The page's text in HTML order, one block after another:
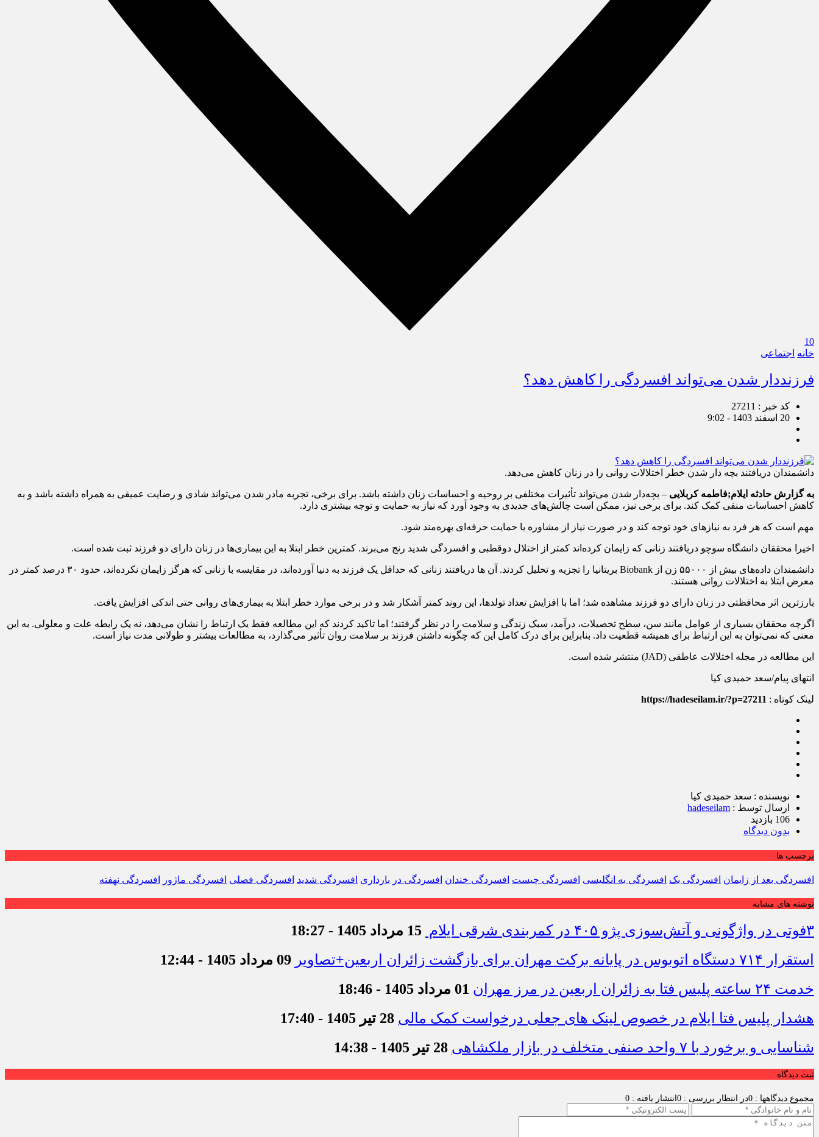
10
خانه اجتماعی
فرزنددار شدن می‌تواند افسردگی را کاهش دهد؟
کد خبر : 27211
20 اسفند 1403 - 9:02
دانشمندان دریافتند بچه دار شدن خطر اختلالات روانی را در زنان کاهش می‌دهد.
به گزارش حادثه ایلام;فاطمه کربلایی – بچه‌دار شدن می‌تواند تأثیرات مختلفی بر روحیه و احساسات زنان داشته باشد. برای برخی، تجربه مادر شدن می‌تواند شادی و رضایت عمیقی به همراه داشته باشد و به
کاهش احساسات منفی کمک کند. برای برخی نیز، ممکن است چالش‌های جدیدی به وجود آورد که نیاز به حمایت و توجه بیشتری دارد.
مهم است که هر فرد به نیاز‌های خود توجه کند و در صورت نیاز از مشاوره یا حمایت حرفه‌ای بهره‌مند شود.
اخیرا محققان دانشگاه سوچو دریافتند زنانی که زایمان کرده‌اند کمتر از اختلال دوقطبی و افسردگی شدید رنج می‌برند. کمترین خطر ابتلا به این بیماری‌ها در زنان دارای دو فرزند ثبت شده است.
دانشمندان داده‌های بیش از ۵۵۰۰۰ زن از Biobank بریتانیا را تجزیه و تحلیل کردند. آن ها دریافتند زنانی که حداقل یک فرزند به دنیا آورده‌اند، در مقایسه با زنانی که هرگز زایمان نکرده‌اند، حدود ۳۰ درصد کمتر در
معرض ابتلا به اختلالات روانی هستند.
بارزترین اثر محافظتی در زنان دارای دو فرزند مشاهده شد؛ اما با افزایش تعداد تولدها، این روند کمتر آشکار شد و در برخی موارد خطر ابتلا به بیماری‌های روانی حتی اندکی افزایش یافت.
اگرچه محققان بسیاری از عوامل مانند سن، سطح تحصیلات، درآمد، سبک زندگی و سلامت را در نظر گرفتند؛ اما تاکید کردند که این مطالعه فقط یک ارتباط را نشان می‌دهد، نه یک رابطه علت و معلولی. به این
معنی که نمی‌توان به این ارتباط برای همیشه قطعیت داد. بنابراین برای درک کامل این که چگونه داشتن فرزند بر سلامت روان تأثیر می‌گذارد، به مطالعات بیشتر و طولانی مدت نیاز است.
این مطالعه در مجله اختلالات عاطفی (JAD) منتشر شده است.
انتهای پیام/سعد حمیدی کیا
لینک کوتاه : https://hadeseilam.ir/?p=27211
نویسنده : سعد حمیدی کیا
ارسال توسط : hadeseilam
106 بازدید
بدون دیدگاه
برچسب ها
افسردگی بعد از زایمان افسردگی بک افسردگی به انگلیسی افسردگی چیست افسردگی خندان افسردگی در بارداری افسردگی شدید افسردگی فصلی افسردگی ماژور افسردگی نهفته
نوشته های مشابه
۳فوتی در واژگونی و آتش‌سوزی پژو ۴۰۵ در کمربندی شرقی ایلام
15 مرداد 1405 - 18:27
استقرار ۷۱۴ دستگاه اتوبوس در پایانه برکت مهران برای بازگشت زائران اربعین+تصاویر
09 مرداد 1405 - 12:44
خدمت ۲۴ ساعته پلیس فتا به زائران اربعین در مرز مهران
01 مرداد 1405 - 18:46
هشدار پلیس فتا ایلام در خصوص لینک های جعلی درخواست کمک مالی 28 تیر 1405 - 17:40
شناسایی و برخورد با ۷ واحد صنفی متخلف در بازار ملکشاهی
28 تیر 1405 - 14:38
ثبت دیدگاه
مجموع دیدگاهها : 0 در انتظار بررسی : 0 انتشار یافته : 0